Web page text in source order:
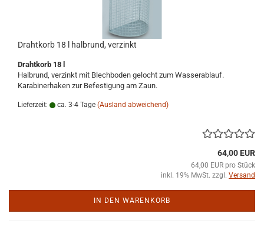
Drahtkorb 18 l halbrund, verzinkt
Drahtkorb 18 l
Halbrund, verzinkt mit Blechboden gelocht zum Wasserablauf.
Karabinerhaken zur Befestigung am Zaun.
Lieferzeit: ca. 3-4 Tage (Ausland abweichend)
64,00 EUR
64,00 EUR pro Stück
inkl. 19% MwSt. zzgl. Versand
IN DEN WARENKORB